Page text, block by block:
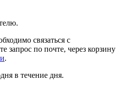
связаться с
запрос по почте, через корзину
.
в течение дня.